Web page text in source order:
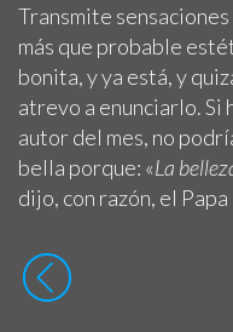
Transmite
más que probable
bonita, y ya está, y
atrevo a enunciarlo. Si
autor del mes, no
bella porque: «La
dijo, con razón, el